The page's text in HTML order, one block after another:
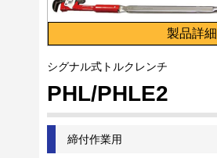
製品詳細
シグナル式トルクレンチ
PHL/PHLE2
締付作業用